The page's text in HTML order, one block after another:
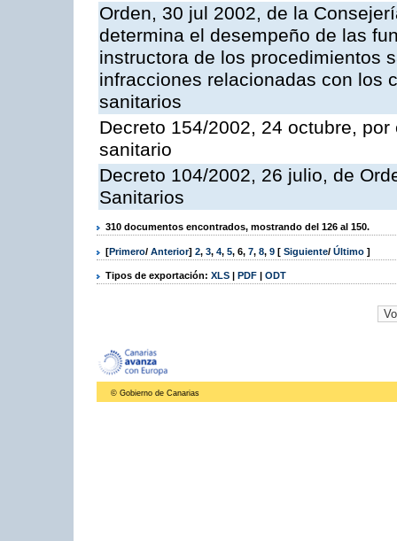
Orden, 30 jul 2002, de la
determina el desempeño de las
instructora de los procedimientos
infracciones relacionadas con los
sanitarios
Decreto 154/2002, 24 octubre,
sanitario
Decreto 104/2002, 26 julio, de
Sanitarios
310 documentos encontrados, mostrando del 126 al 150.
[Primero/ Anterior] 2, 3, 4, 5, 6, 7, 8, 9 [ Siguiente/ Último ]
Tipos de exportación: XLS | PDF | ODT
© Gobierno de Canarias